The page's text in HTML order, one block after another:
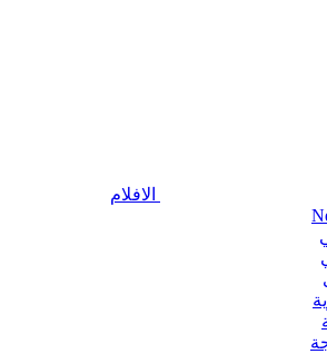
الافلام